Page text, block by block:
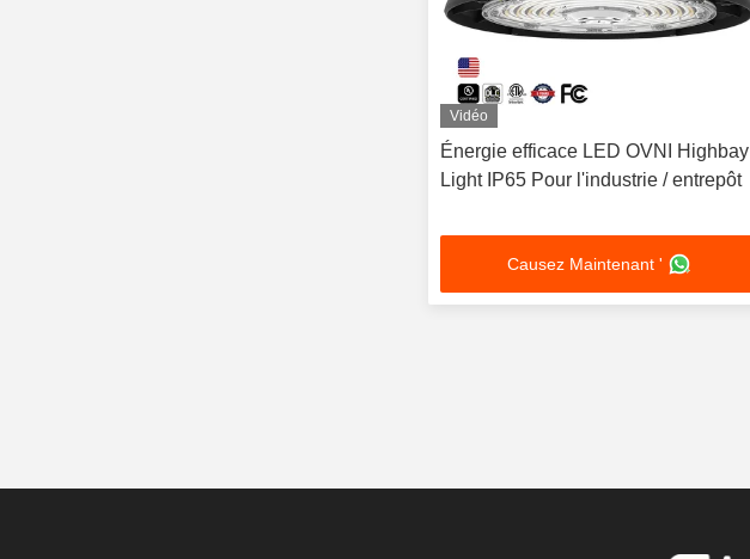
Vidéo
Énergie efficace LED OVNI Highbay
Light IP65 Pour l'industrie / entrepôt
Causez Maintenant '